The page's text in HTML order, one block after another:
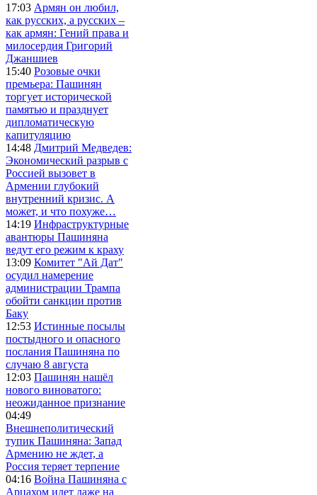
17:03 Армян он любил,
как русских, а русских –
как армян: Гений права и
милосердия Григорий
Джаншиев
15:40 Розовые очки
премьера: Пашинян
торгует исторической
памятью и празднует
дипломатическую
капитуляцию
14:48 Дмитрий Медведев:
Экономический разрыв с
Россией вызовет в
Армении глубокий
внутренний кризис. А
может, и что похуже…
14:19 Инфраструктурные
авантюры Пашиняна
ведут его режим к краху
13:09 Комитет "Ай Дат"
осудил намерение
администрации Трампа
обойти санкции против
Баку
12:53 Истинные посылы
постыдного и опасного
послания Пашиняна по
случаю 8 августа
12:03 Пашинян нашёл
нового виноватого:
неожиданное признание
04:49
Внешнеполитический
тупик Пашиняна: Запад
Армению не ждет, а
Россия теряет терпение
04:16 Война Пашиняна с
Арцахом идет даже на